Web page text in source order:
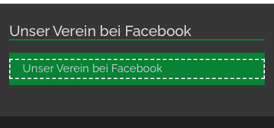
Unser Verein bei Facebook
Unser Verein bei Facebook